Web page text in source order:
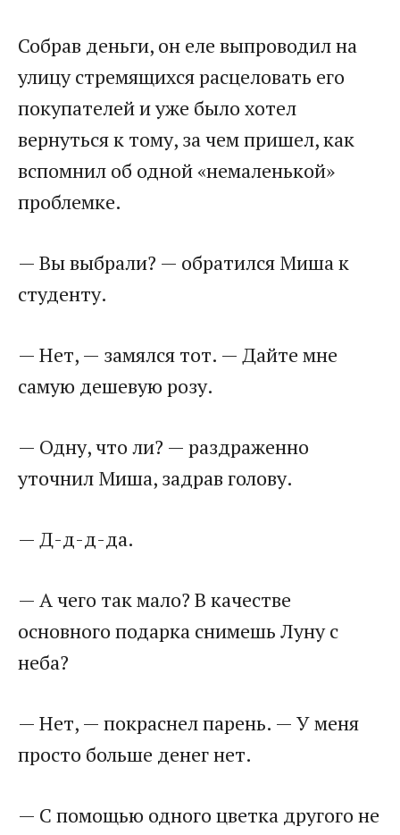
Собрав деньги, он еле выпроводил на
улицу стремящихся расцеловать его
покупателей и уже было хотел
вернуться к тому, за чем пришел, как
вспомнил об одной «немаленькой»
проблемке.
— Вы выбрали? — обратился Миша к
студенту.
— Нет, — замялся тот. — Дайте мне
самую дешевую розу.
— Одну, что ли? — раздраженно
уточнил Миша, задрав голову.
— Д-д-д-да.
— А чего так мало? В качестве
основного подарка снимешь Луну с
неба?
— Нет, — покраснел парень. — У меня
просто больше денег нет.
— С помощью одного цветка другого не